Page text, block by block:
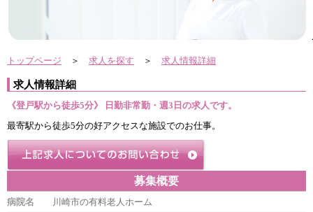
トップページ ＞ 求人を探す ＞ 求人情報詳細
求人情報詳細
《登戸駅から徒歩5分》 日勤非常勤・週3日の求人です。
最寄駅から徒歩5分の好アクセスな施設でのお仕事。
募集概要
病院名
川崎市の有料老人ホーム